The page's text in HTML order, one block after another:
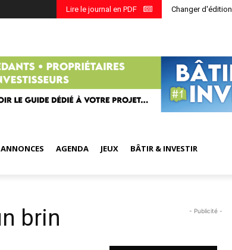
Changer d'édition
Lire le journal en PDF
ANNONCES AGENDA JEUX BÂTIR & INVESTIR
brin
- Publicité -